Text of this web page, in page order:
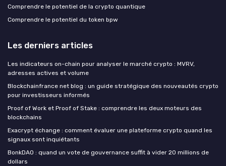
Comprendre le potentiel de la crypto quantique
Comprendre le potentiel du token bpw
Les derniers articles
Les indicateurs on-chain pour analyser le marché crypto : MVRV,
adresses actives et volume
Blockchainfrance net blog : un guide stratégique des nouveautés crypto
pour investisseurs informés
Proof of Work et Proof of Stake : comprendre les deux moteurs des
blockchains
Exacrypt échange : comment évaluer une plateforme crypto quand les
signaux sont inquiétants
BonkDAO : quand un vote de gouvernance suffit à vider 20 millions de
dollars